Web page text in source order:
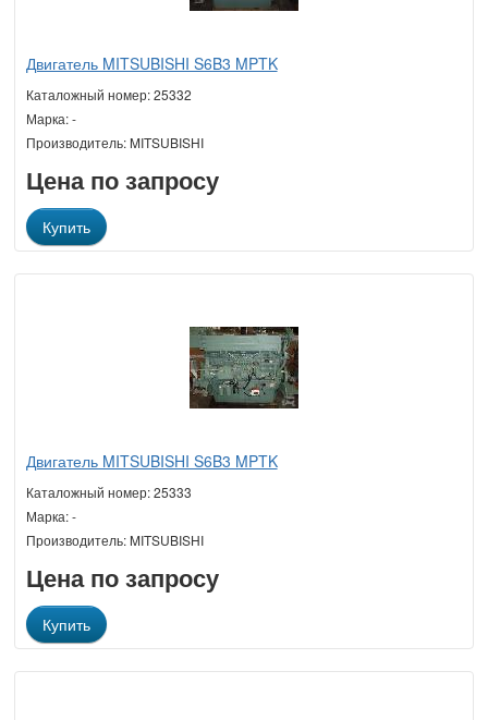
Двигатель MITSUBISHI S6B3 MPTK
Каталожный номер: 25332
Марка: -
Производитель: MITSUBISHI
Цена по запросу
Купить
Двигатель MITSUBISHI S6B3 MPTK
Каталожный номер: 25333
Марка: -
Производитель: MITSUBISHI
Цена по запросу
Купить